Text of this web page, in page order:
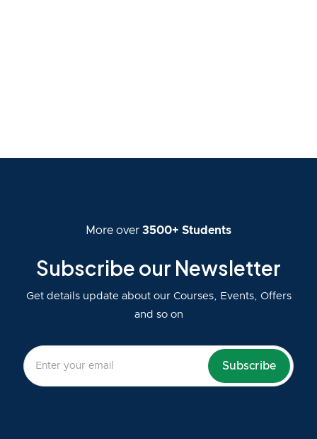
More over 3500+ Students
Subscribe our Newsletter
Get details update about our Courses, Events, Offers
and so on